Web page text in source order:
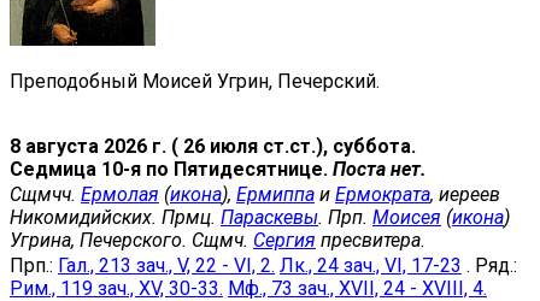
Преподобный Моисей Угрин, Печерский.
8 августа 2026 г. ( 26 июля ст.ст.), суббота.
Седмица 10-я по Пятидесятнице. Поста нет.
Сщмчч. Ермолая (икона), Ермиппа и Ермократа, иереев
Никомидийских. Прмц. Параскевы. Прп. Моисея (икона)
Угрина, Печерского. Сщмч. Сергия пресвитера.
Прп.: Гал., 213 зач., V, 22 - VI, 2. Лк., 24 зач., VI, 17-23 . Ряд.:
Рим., 119 зач., XV, 30-33. Мф., 73 зач., XVII, 24 - XVIII, 4.